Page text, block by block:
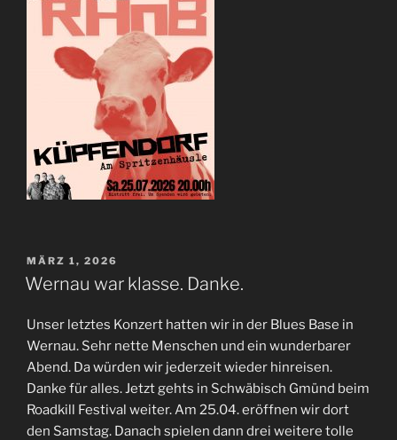
VERÖFFENTLICHT
AM
MÄRZ 1, 2026
Wernau war klasse. Danke.
Unser letztes Konzert hatten wir in der Blues Base in
Wernau. Sehr nette Menschen und ein wunderbarer
Abend. Da würden wir jederzeit wieder hinreisen.
Danke für alles. Jetzt gehts in Schwäbisch Gmünd beim
Roadkill Festival weiter. Am 25.04. eröffnen wir dort
den Samstag. Danach spielen dann drei weitere tolle